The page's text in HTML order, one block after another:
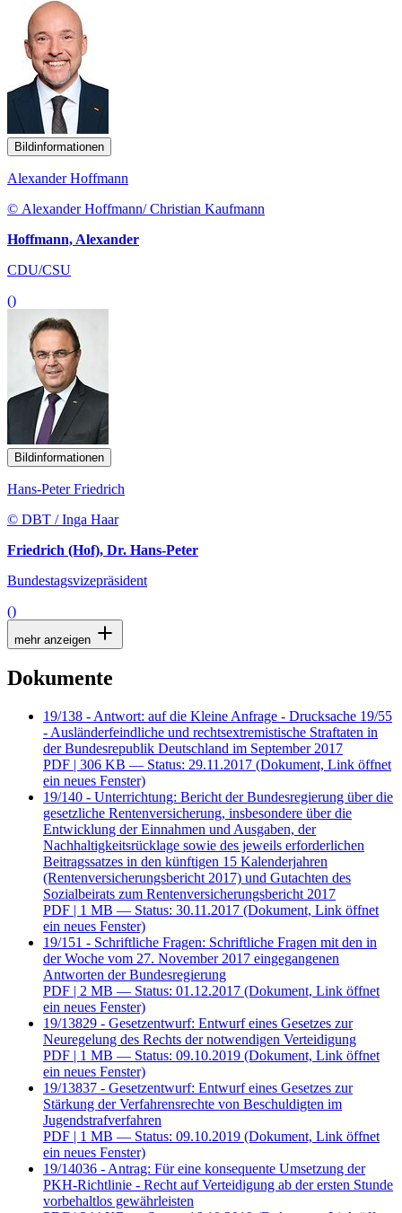
Bildinformationen
Alexander Hoffmann
© Alexander Hoffmann/ Christian Kaufmann
Hoffmann, Alexander
CDU/CSU
()
Bildinformationen
Hans-Peter Friedrich
© DBT / Inga Haar
Friedrich (Hof), Dr. Hans-Peter
Bundestagsvizepräsident
()
mehr anzeigen
Dokumente
19/138 - Antwort: auf die Kleine Anfrage - Drucksache 19/55
- Ausländerfeindliche und rechtsextremistische Straftaten in
der Bundesrepublik Deutschland im September 2017
PDF | 306 KB — Status: 29.11.2017 (Dokument, Link öffnet
ein neues Fenster)
19/140 - Unterrichtung: Bericht der Bundesregierung über die
gesetzliche Rentenversicherung, insbesondere über die
Entwicklung der Einnahmen und Ausgaben, der
Nachhaltigkeitsrücklage sowie des jeweils erforderlichen
Beitragssatzes in den künftigen 15 Kalenderjahren
(Rentenversicherungsbericht 2017) und Gutachten des
Sozialbeirats zum Rentenversicherungsbericht 2017
PDF | 1 MB — Status: 30.11.2017 (Dokument, Link öffnet
ein neues Fenster)
19/151 - Schriftliche Fragen: Schriftliche Fragen mit den in
der Woche vom 27. November 2017 eingegangenen
Antworten der Bundesregierung
PDF | 2 MB — Status: 01.12.2017 (Dokument, Link öffnet
ein neues Fenster)
19/13829 - Gesetzentwurf: Entwurf eines Gesetzes zur
Neuregelung des Rechts der notwendigen Verteidigung
PDF | 1 MB — Status: 09.10.2019 (Dokument, Link öffnet
ein neues Fenster)
19/13837 - Gesetzentwurf: Entwurf eines Gesetzes zur
Stärkung der Verfahrensrechte von Beschuldigten im
Jugendstrafverfahren
PDF | 1 MB — Status: 09.10.2019 (Dokument, Link öffnet
ein neues Fenster)
19/14036 - Antrag: Für eine konsequente Umsetzung der
PKH-Richtlinie - Recht auf Verteidigung ab der ersten Stunde
vorbehaltlos gewährleisten